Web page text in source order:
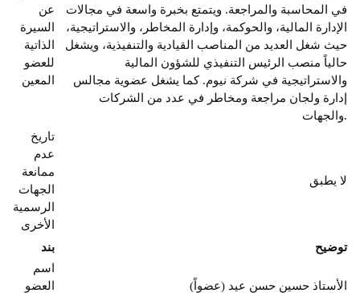
عن
السيرة
الذاتية
للعضو
المعين
في المحاسبة والمراجعة. ويتمتع بخبرة واسعة في مجالات
الإدارة المالية، والحوكمة، وإدارة المخاطر، والاستراتيجية،
حيث شغل العديد من المناصب القيادية والتنفيذية، ويشغل
حالياً منصب الرئيس التنفيذي للشؤون المالية
والاستراتيجية في شركة نيوم. كما يشغل عضوية مجالس
إدارة ولجان مراجعة ومخاطر في عدد من الشركات
والجهات.
تاريخ
عدم
ممانعة
الجهات
الرسمية
الأخرى
لا يطبق
بند
توضيح
اسم
العضو
الأستاذ حسين حسن عيد (عضواً)